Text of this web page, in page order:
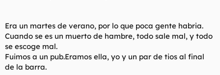
Era un martes de verano, por lo que poca gente habria.
Cuando se es un muerto de hambre, todo sale mal, y todo
se escoge mal.
Fuimos a un pub.Eramos ella, yo y un par de tios al final
de la barra.